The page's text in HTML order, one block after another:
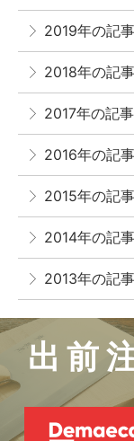
2019年の記事
2018年の記事
2017年の記事
2016年の記事
2015年の記事
2014年の記事
2013年の記事
出前